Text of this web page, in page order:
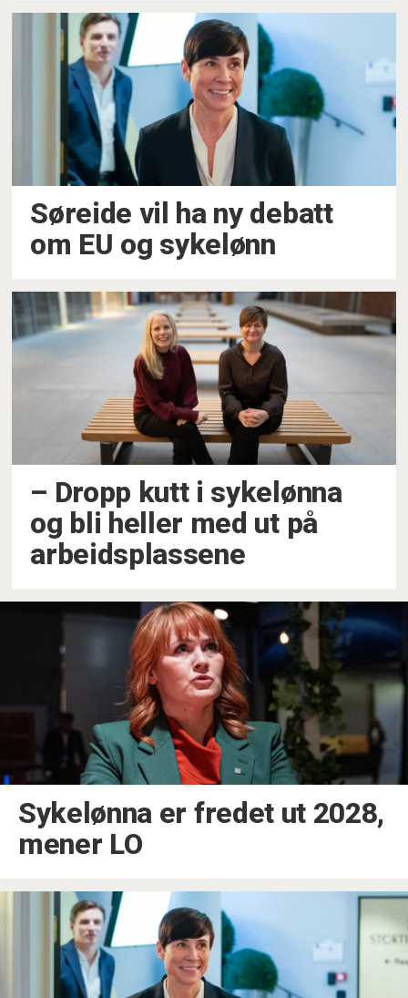
Søreide vil ha ny debatt
om EU og sykelønn
– Dropp kutt i sykelønna
og bli heller med ut på
arbeidsplassene
Sykelønna er fredet ut 2028,
mener LO